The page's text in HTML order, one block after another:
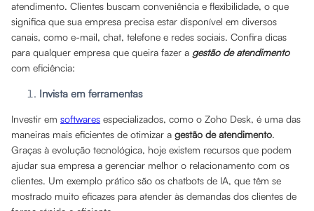
atendimento. Clientes buscam conveniência e flexibilidade, o que
significa que sua empresa precisa estar disponível em diversos
canais, como e-mail, chat, telefone e redes sociais. Confira dicas
para qualquer empresa que queira fazer a gestão de atendimento
com eficiência:
Invista em ferramentas
Investir em softwares especializados, como o Zoho Desk, é uma das
maneiras mais eficientes de otimizar a gestão de atendimento.
Graças à evolução tecnológica, hoje existem recursos que podem
ajudar sua empresa a gerenciar melhor o relacionamento com os
clientes. Um exemplo prático são os chatbots de IA, que têm se
mostrado muito eficazes para atender às demandas dos clientes de